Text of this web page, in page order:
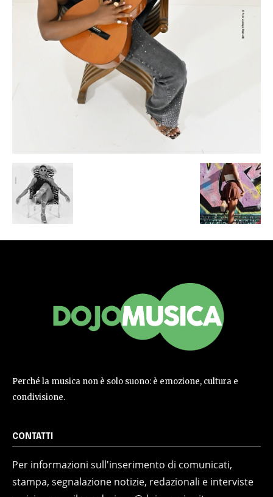
Perché la musica non è solo suono: è emozione, cultura e
condivisione.
CONTATTI
Per informazioni sull'inserimento di comunicati,
stampa, segnalazione notizie, redazionali e interviste